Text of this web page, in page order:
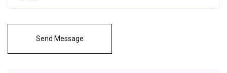
Send Message